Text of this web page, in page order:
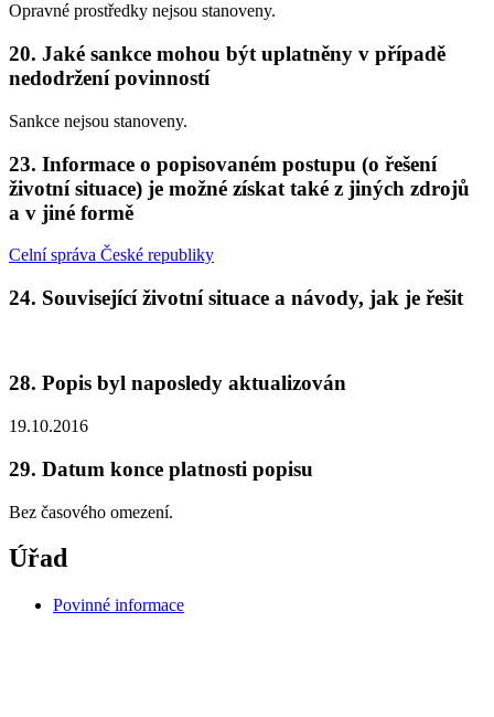
Opravné prostředky nejsou stanoveny.
20. Jaké sankce mohou být uplatněny v případě
nedodržení povinností
Sankce nejsou stanoveny.
23. Informace o popisovaném postupu (o řešení
životní situace) je možné získat také z jiných zdrojů
a v jiné formě
Celní správa České republiky
24. Související životní situace a návody, jak je řešit
28. Popis byl naposledy aktualizován
19.10.2016
29. Datum konce platnosti popisu
Bez časového omezení.
Úřad
Povinné informace